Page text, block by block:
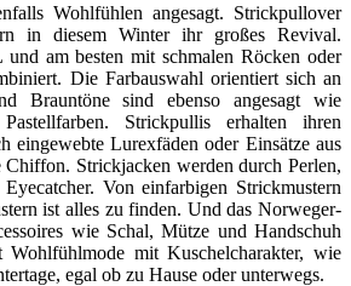
Wohlfühlen angesagt. Strickpullover
in diesem Winter ihr großes Revival.
am besten mit schmalen Röcken oder
Die Farbauswahl orientiert sich an
Brauntöne sind ebenso angesagt wie
Strickpullis erhalten ihren
eingewebte Lurexfäden oder Einsätze aus
Strickjacken werden durch Perlen,
Von einfarbigen Strickmustern
ist alles zu finden. Und das Norweger-
wie Schal, Mütze und Handschuh
mit Kuschelcharakter, wie
egal ob zu Hause oder unterwegs.